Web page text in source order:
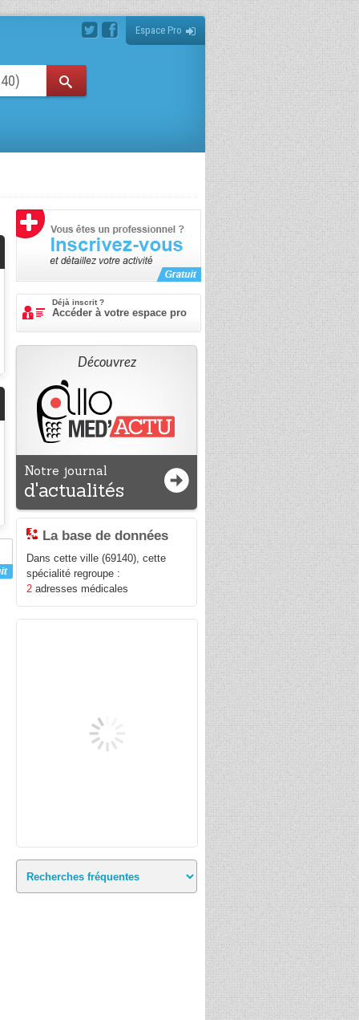
Espace Pro
Déjà inscrit ?
Accéder à votre espace pro
Découvrez
Notre journal
d'actualités
La base de données
Dans cette ville (69140), cette
spécialité regroupe :
2 adresses médicales